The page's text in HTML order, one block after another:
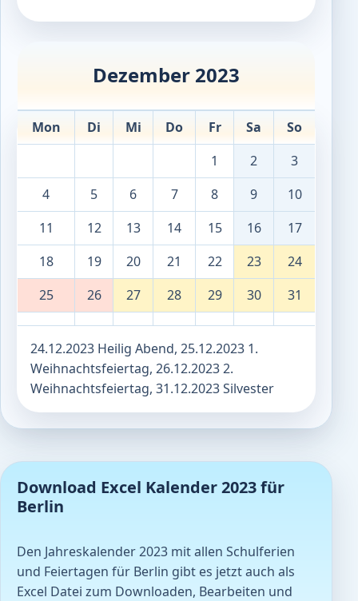
Dezember 2023
Mon Di Mi Do Fr Sa
So
1
2
3
4
5 6 7 8 9
10
11
12 13 14 15 16
17
18
19 20 21 22 23
24
25
26 27 28 29 30 31
24.12.2023 Heilig Abend, 25.12.2023 1.
Weihnachtsfeiertag, 26.12.2023 2.
Weihnachtsfeiertag, 31.12.2023 Silvester
Download Excel Kalender 2023 für
Berlin
Den Jahreskalender 2023 mit allen Schulferien
und Feiertagen für Berlin gibt es jetzt auch als
Excel Datei zum Downloaden, Bearbeiten und